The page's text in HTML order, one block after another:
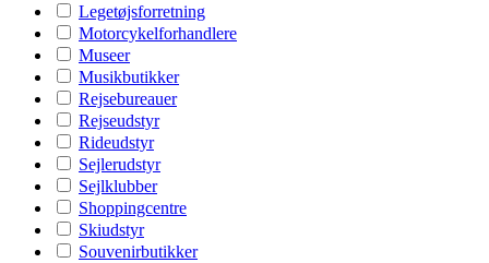
Legetøjsforretning
Motorcykelforhandlere
Museer
Musikbutikker
Rejsebureauer
Rejseudstyr
Rideudstyr
Sejlerudstyr
Sejlklubber
Shoppingcentre
Skiudstyr
Souvenirbutikker